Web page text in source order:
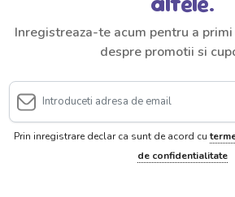
Inregistreaza-te acum pentru a
despre promotii si
Prin inregistrare declar ca sunt de acord cu
de confidentialitate